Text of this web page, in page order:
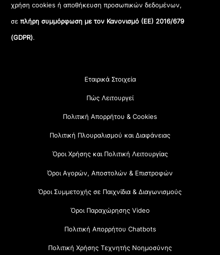
χρήση cookies ή αποθήκευση προσωπικών δεδομένων,
σεπλήρη συμμόρφωση με τον Κανονισμό (ΕΕ) 2016/679
(GDPR).
Εταιρικά Στοιχεία
Πώς Λειτουργεί
Πολιτική Απορρήτου & Cookies
Πολιτική Πλουραλισμού και Διαφάνειας
Όροι Χρήσης και Πολιτική Λειτουργίας
Όροι Αγορών, Αποστολών & Επιστροφών
Όροι Συμμετοχής σε Παιχνίδια & Διαγωνισμούς
Όροι Παραχώρησης Video
Πολιτική Απορρήτου Chatbots
Πολιτική Χρήσης Τεχνητής Νοημοσύνης